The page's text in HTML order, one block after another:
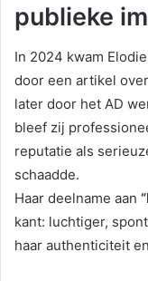
publieke
In 2024 kwam
door een artikel
later door het AD
bleef zij
reputatie als
schaadde.
Haar deelname aan
kant: luchtiger,
haar authenticiteit